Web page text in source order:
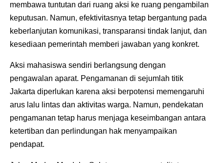
membawa tuntutan dari ruang aksi ke ruang pengambilan
keputusan. Namun, efektivitasnya tetap bergantung pada
keberlanjutan komunikasi, transparansi tindak lanjut, dan
kesediaan pemerintah memberi jawaban yang konkret.
Aksi mahasiswa sendiri berlangsung dengan
pengawalan aparat. Pengamanan di sejumlah titik
Jakarta diperlukan karena aksi berpotensi memengaruhi
arus lalu lintas dan aktivitas warga. Namun, pendekatan
pengamanan tetap harus menjaga keseimbangan antara
ketertiban dan perlindungan hak menyampaikan
pendapat.